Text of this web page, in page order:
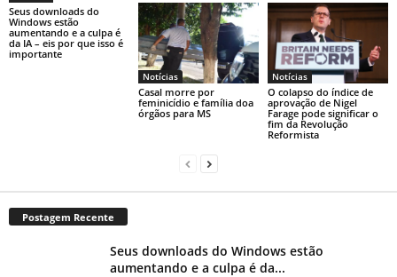
Seus downloads do
Windows estão
aumentando e a culpa é
da IA ​​– eis por que isso é
importante
Notícias
Casal morre por
feminicídio e família doa
órgãos para MS
Notícias
O colapso do índice de
aprovação de Nigel
Farage pode significar o
fim da Revolução
Reformista
Postagem Recente
Seus downloads do Windows estão
aumentando e a culpa é da...